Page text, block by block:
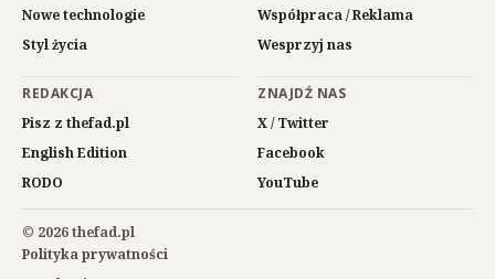
Nowe technologie
Styl życia
Współpraca / Reklama
Wesprzyj nas
REDAKCJA
Pisz z thefad.pl
English Edition
RODO
ZNAJDŹ NAS
X / Twitter
Facebook
YouTube
© 2026 thefad.pl
Polityka prywatności